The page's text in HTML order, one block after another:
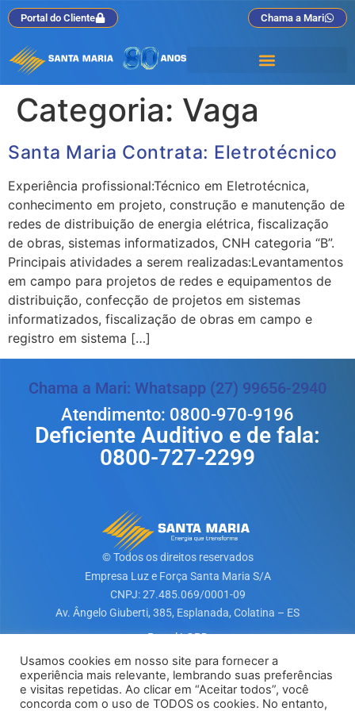
Portal do Cliente Chama a Mari
Categoria: Vaga
Santa Maria Contrata: Eletrotécnico
Experiência profissional:Técnico em Eletrotécnica,
conhecimento em projeto, construção e manutenção de
redes de distribuição de energia elétrica, fiscalização
de obras, sistemas informatizados, CNH categoria “B”.
Principais atividades a serem realizadas:Levantamentos
em campo para projetos de redes e equipamentos de
distribuição, confecção de projetos em sistemas
informatizados, fiscalização de obras em campo e
registro em sistema […]
Chama a Mari: Whatsapp (27) 99656-2940
Atendimento: 0800-970-9196
Deficiente Auditivo e de fala:
0800-727-2299
© Todos os direitos reservados
Empresa Luz e Força Santa Maria S/A​
CNPJ: 27.485.069/0001-09
Av. Ângelo Giuberti, 385, Esplanada, Colatina – ES
Portal LGPD
Baixe nosso App
Usamos cookies em nosso site para fornecer a
experiência mais relevante, lembrando suas preferências
e visitas repetidas. Ao clicar em “Aceitar todos”, você
concorda com o uso de TODOS os cookies. No entanto,